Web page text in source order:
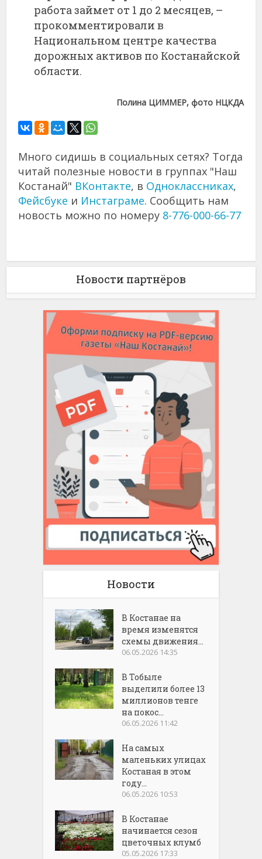
работа займет от 1 до 2 месяцев, –
прокомментировали в
Национальном центре качества
дорожных активов по Костанайской
области.
Полина ЦИММЕР, фото НЦКДА
Много сидишь в социальных сетях? Тогда
читай полезные новости в группах "Наш
Костанай" ВКонтакте, в Одноклассниках,
Фейсбуке и Инстаграме. Сообщить нам
новость можно по номеру 8-776-000-66-77
Новости партнёров
Новости
В Костанае на
время изменятся
схемы движения...
06.05.2026 14:35
В Тобыле
выделили более 13
миллионов тенге
на покос...
06.05.2026 11:42
На самых
маленьких улицах
Костаная в этом
году...
06.05.2026 10:53
В Костанае
начинается сезон
цветочных клумб
05.05.2026 17:33